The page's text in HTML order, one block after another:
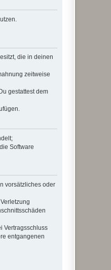
die in deinen
zeitweise
gestattest dem
Software
vorsätzliches oder
Vertragsschluss
entgangenen